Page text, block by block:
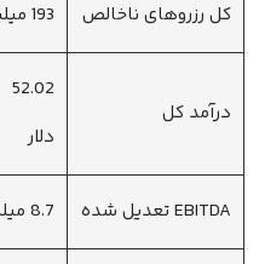
کل رزروهای ناخالص 193 میلیارد دلار
درآمد کل
دلار
EBITDA تعدیل شده 8.7 میلیارد دلار